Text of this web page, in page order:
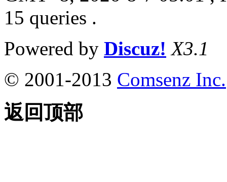
15 queries .
Powered by Discuz! X3.1
© 2001-2013 Comsenz Inc.
返回顶部